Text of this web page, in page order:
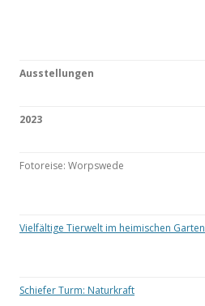
Ausstellungen
2023
Fotoreise: Worpswede
Vielfältige Tierwelt im heimischen Garten
Schiefer Turm: Naturkraft